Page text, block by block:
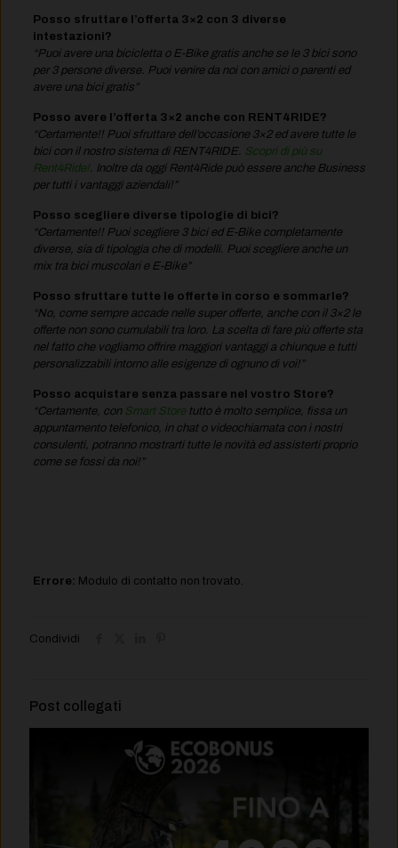
Posso sfruttare l’offerta 3×2 con 3 diverse
intestazioni?
“Puoi avere una bicicletta o E-Bike gratis anche se le 3 bici sono
per 3 persone diverse. Puoi venire da noi con amici o parenti ed
avere una bici gratis”
Posso avere l’offerta 3×2 anche con RENT4RIDE?
“Certamente!! Puoi sfruttare dell’occasione 3×2 ed avere tutte le
bici con il nostro sistema di RENT4RIDE. Scopri di più su
Rent4Ride!. Inoltre da oggi Rent4Ride può essere anche Business
per tutti i vantaggi aziendali!”
Posso scegliere diverse tipologie di bici?
“Certamente!! Puoi scegliere 3 bici ed E-Bike completamente
diverse, sia di tipologia che di modelli. Puoi scegliere anche un
mix tra bici muscolari e E-Bike”
Posso sfruttare tutte le offerte in corso e sommarle?
“No, come sempre accade nelle super offerte, anche con il 3×2 le
offerte non sono cumulabili tra loro. La scelta di fare più offerte sta
nel fatto che vogliamo offrire maggiori vantaggi a chiunque e tutti
personalizzabili intorno alle esigenze di ognuno di voi!”
Posso acquistare senza passare nel vostro Store?
“Certamente, con Smart Storetutto è molto semplice, fissa un
appuntamento telefonico, in chat o videochiamata con i nostri
consulenti, potranno mostrarti tutte le novità ed assisterti proprio
come se fossi da noi!”
Errore: Modulo di contatto non trovato.
Condividi
Post collegati